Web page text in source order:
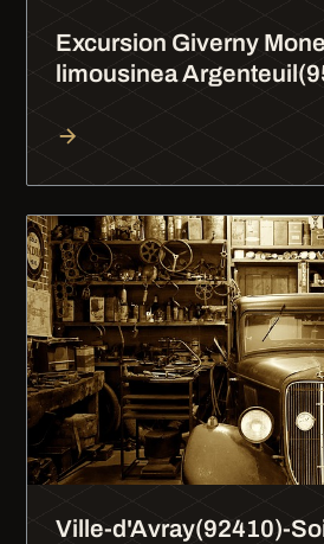
Excursion Giverny
limousinea
Ville-d'Avray(92410)-